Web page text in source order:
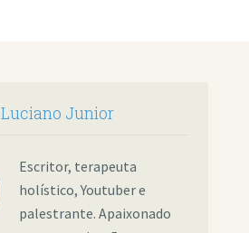
Luciano Junior
Escritor, terapeuta
holístico, Youtuber e
palestrante. Apaixonado